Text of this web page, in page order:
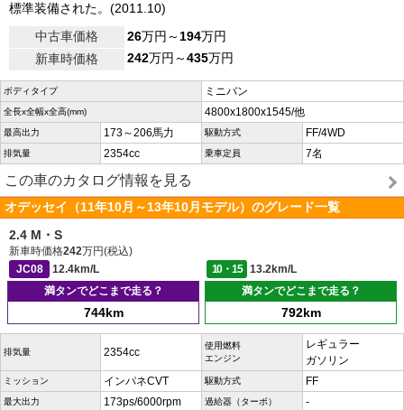
標準装備された。(2011.10)
中古車価格
26万円～194万円
新車時価格
242万円～435万円
ボディタイプ ミニバン
全長x全幅x全高(mm) 4800x1800x1545/他
最高出力 173～206馬力 駆動方式 FF/4WD
排気量 2354cc 乗車定員 7名
この車のカタログ情報を見る
オデッセイ（11年10月～13年10月モデル）のグレード一覧
2.4 M・S
新車時価格242万円(税込)
JC08
12.4km/L 10・15
13.2km/L
満タンでどこまで走る？
744km
満タンでどこまで走る？
792km
排気量 2354cc
使用燃料
エンジン
レギュラー
ガソリン
ミッション インパネCVT 駆動方式 FF
最大出力 173ps/6000rpm 過給器（ターボ） -